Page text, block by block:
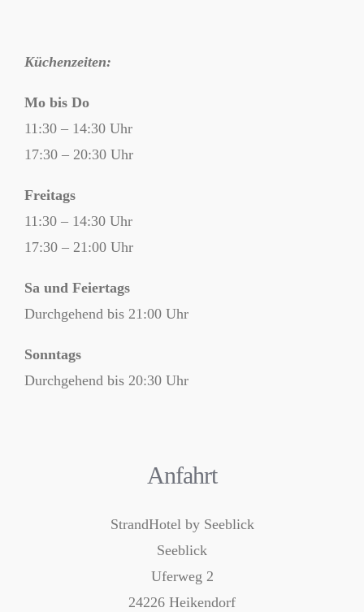
Küchenzeiten:
Mo bis Do
11:30 – 14:30 Uhr
17:30 – 20:30 Uhr
Freitags
11:30 – 14:30 Uhr
17:30 – 21:00 Uhr
Sa und Feiertags
Durchgehend bis 21:00 Uhr
Sonntags
Durchgehend bis 20:30 Uhr
Anfahrt
StrandHotel by Seeblick
Seeblick
Uferweg 2
24226 Heikendorf